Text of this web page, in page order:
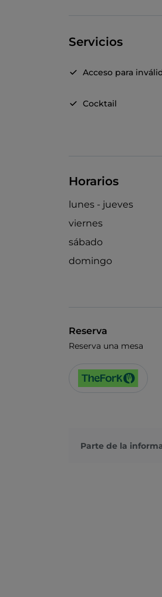
Servicios
Acceso para
Cocktail
Horarios
lunes - jueves
viernes
sábado
domingo
Reserva
Reserva una mesa
Parte de la